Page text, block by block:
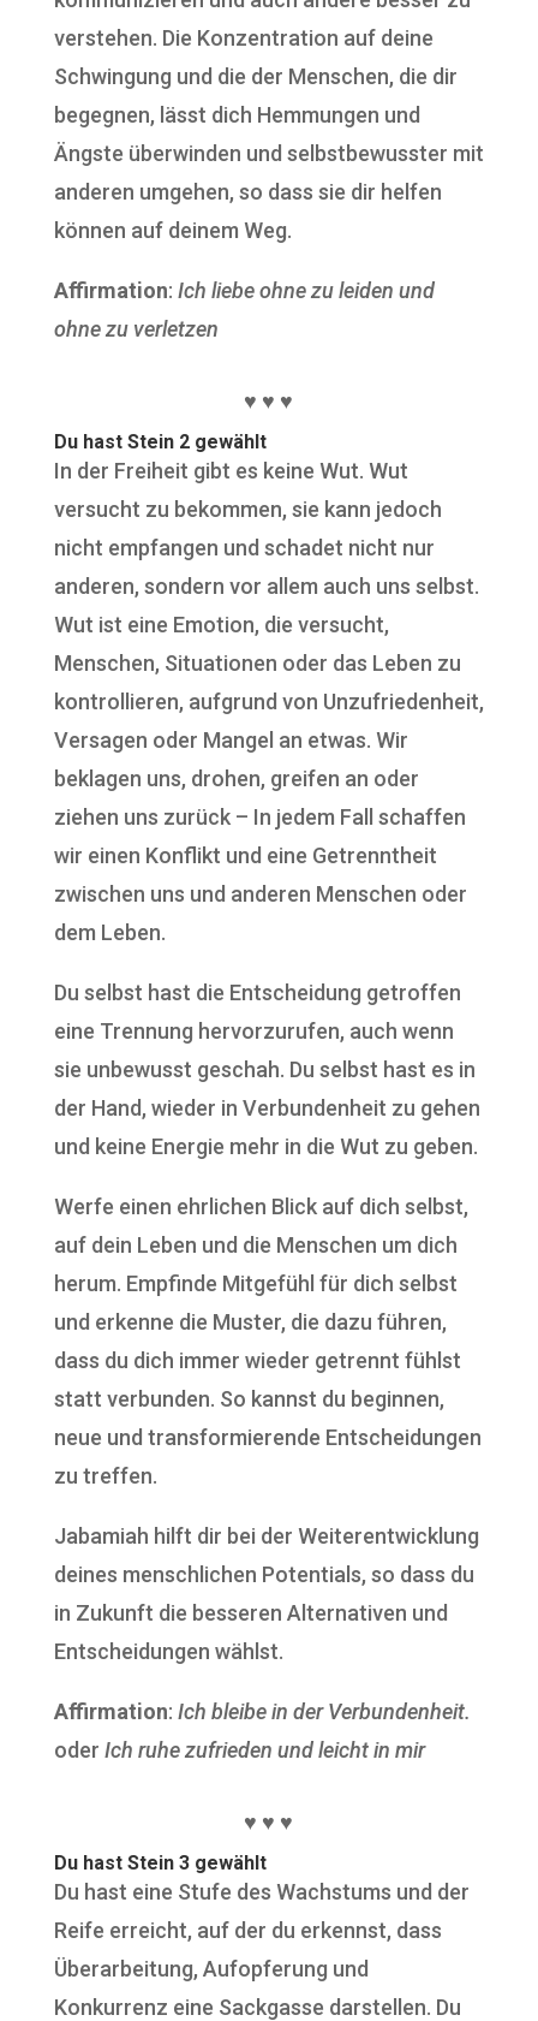
verstehen. Die Konzentration auf deine
Schwingung und die der Menschen, die dir
begegnen, lässt dich Hemmungen und
Ängste überwinden und selbstbewusster mit
anderen umgehen, so dass sie dir helfen
können auf deinem Weg.
Affirmation: Ich liebe ohne zu leiden und
ohne zu verletzen
♥ ♥ ♥
Du hast Stein 2 gewählt
In der Freiheit gibt es keine Wut. Wut
versucht zu bekommen, sie kann jedoch
nicht empfangen und schadet nicht nur
anderen, sondern vor allem auch uns selbst.
Wut ist eine Emotion, die versucht,
Menschen, Situationen oder das Leben zu
kontrollieren, aufgrund von Unzufriedenheit,
Versagen oder Mangel an etwas. Wir
beklagen uns, drohen, greifen an oder
ziehen uns zurück – In jedem Fall schaffen
wir einen Konflikt und eine Getrenntheit
zwischen uns und anderen Menschen oder
dem Leben.
Du selbst hast die Entscheidung getroffen
eine Trennung hervorzurufen, auch wenn
sie unbewusst geschah. Du selbst hast es in
der Hand, wieder in Verbundenheit zu gehen
und keine Energie mehr in die Wut zu geben.
Werfe einen ehrlichen Blick auf dich selbst,
auf dein Leben und die Menschen um dich
herum. Empfinde Mitgefühl für dich selbst
und erkenne die Muster, die dazu führen,
dass du dich immer wieder getrennt fühlst
statt verbunden. So kannst du beginnen,
neue und transformierende Entscheidungen
zu treffen.
Jabamiah hilft dir bei der Weiterentwicklung
deines menschlichen Potentials, so dass du
in Zukunft die besseren Alternativen und
Entscheidungen wählst.
Affirmation: Ich bleibe in der Verbundenheit.
oder Ich ruhe zufrieden und leicht in mir
♥ ♥ ♥
Du hast Stein 3 gewählt
Du hast eine Stufe des Wachstums und der
Reife erreicht, auf der du erkennst, dass
Überarbeitung, Aufopferung und
Konkurrenz eine Sackgasse darstellen. Du